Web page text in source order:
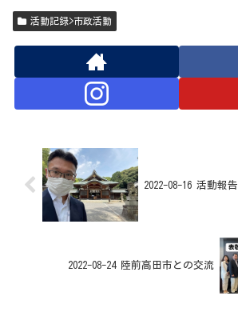
活動記録>市政活動
2022-08-16 活動報告
2022-08-24 陸前高田市との交流